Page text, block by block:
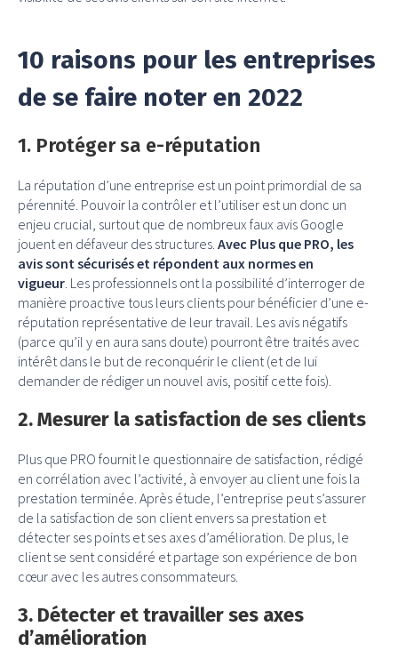
10 raisons pour les entreprises
de se faire noter en 2022
1. Protéger sa e-réputation
La réputation d’une entreprise est un point primordial de sa
pérennité. Pouvoir la contrôler et l’utiliser est un donc un
enjeu crucial, surtout que de nombreux faux avis Google
jouent en défaveur des structures. Avec Plus que PRO, les
avis sont sécurisés et répondent aux normes en
vigueur . Les professionnels ont la possibilité d’interroger de
manière proactive tous leurs clients pour bénéficier d’une e-
réputation représentative de leur travail. Les avis négatifs
(parce qu’il y en aura sans doute) pourront être traités avec
intérêt dans le but de reconquérir le client (et de lui
demander de rédiger un nouvel avis, positif cette fois).
2. Mesurer la satisfaction de ses clients
Plus que PRO fournit le questionnaire de satisfaction, rédigé
en corrélation avec l’activité, à envoyer au client une fois la
prestation terminée. Après étude, l’entreprise peut s’assurer
de la satisfaction de son client envers sa prestation et
détecter ses points et ses axes d’amélioration. De plus, le
client se sent considéré et partage son expérience de bon
cœur avec les autres consommateurs.
3. Détecter et travailler ses axes
d’amélioration